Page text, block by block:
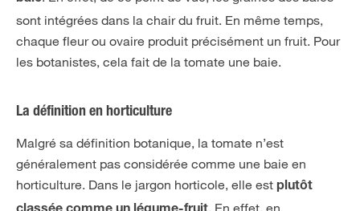
sont intégrées dans la chair du fruit. En même temps,
chaque fleur ou ovaire produit précisément un fruit. Pour
les botanistes, cela fait de la tomate une baie.
La définition en horticulture
Malgré sa définition botanique, la tomate n’est
généralement pas considérée comme une baie en
horticulture. Dans le jargon horticole, elle est plutôt
. En effet, en